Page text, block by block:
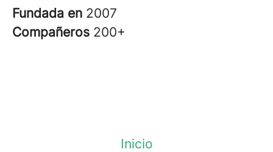
Fundada en 2007
Compañeros 200+
Inicio